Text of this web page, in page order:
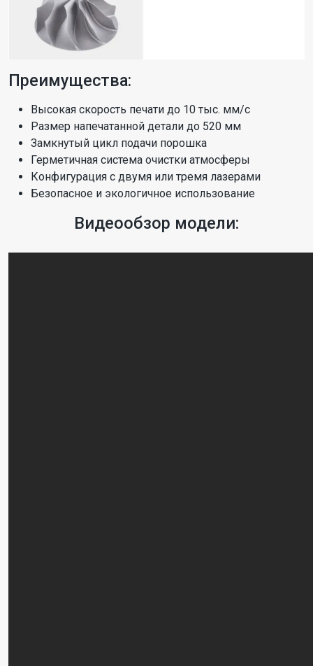
Преимущества:
Высокая скорость печати до 10 тыс. мм/с
Размер напечатанной детали до 520 мм
Замкнутый цикл подачи порошка
Герметичная система очистки атмосферы
Конфигурация с двумя или тремя лазерами
Безопасное и экологичное использование
Видеообзор модели: